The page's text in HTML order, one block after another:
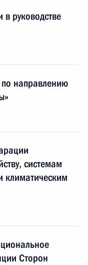
руководстве
по направлению
системам
климатическим
Сторон